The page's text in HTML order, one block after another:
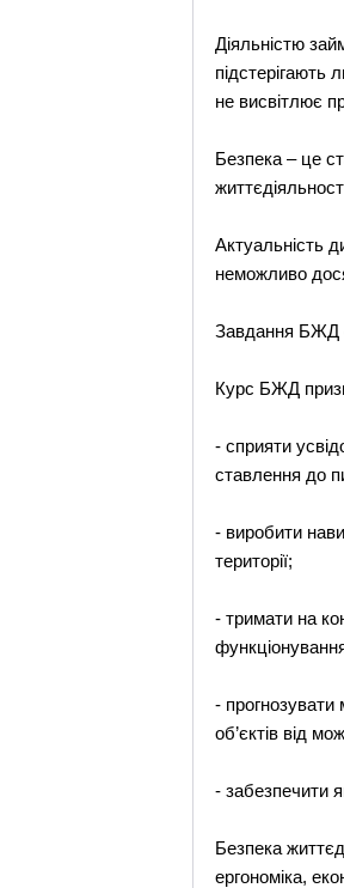
Діяльністю
підстерігають
не висвітлює
Безпека – це
Актуальність
неможливо
Завдання БЖД є
Курс БЖД
- сприяти
ставлення до
- виробити
території;
- тримати на
-
об’єктів від
- забезпечити
Безпека
ергономіка,